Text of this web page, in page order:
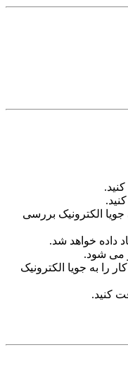
الکترونیک بررسی
داده خواهد شد.
می شود.
را به جویا الکترونیک
کنید.